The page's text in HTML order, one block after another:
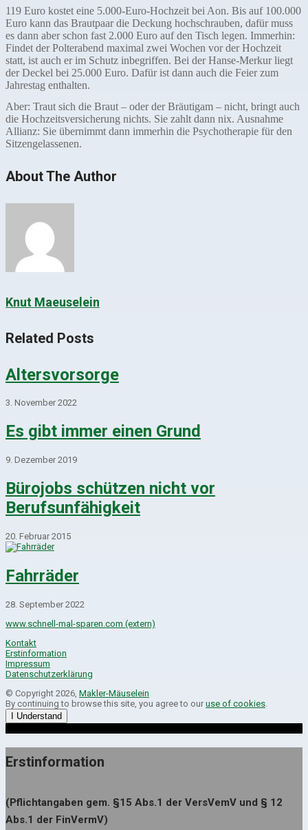
119 Euro kostet eine 5.000-Euro-Hochzeit bei Aon. Bis auf 100.000
Euro kann das Brautpaar die Deckung hochschrauben, dafür muss
es dann aber schon fast 2.000 Euro auf den Tisch legen. Immerhin:
Findet der Polterabend maximal zwei Wochen vor der Hochzeit
statt, ist auch er im Schutz inbegriffen. Bei der Hanse-Merkur liegt
der Deckel bei 25.000 Euro. Dafür ist dann auch die Feier zum
Jahrestag enthalten.
Aber: Traut sich die Braut – oder der Bräutigam – nicht, bringt auch
die Hochzeitsversicherung nichts. Sie zahlt dann nix. Ausnahme
Allianz: Sie übernimmt dann immerhin die Psychotherapie für den
Sitzengelassenen.
About The Author
Knut Maeuselein
Related Posts
Altersvorsorge
3. November 2022
Es gibt immer einen Grund
9. Dezember 2019
Bürojobs schützen nicht vor
Berufsunfähigkeit
20. Februar 2015
Fahrräder
28. September 2022
www.schnell-mal-sparen.com (extern)
Kontakt
Erstinformation
Impressum
Datenschutzerklärung
© Copyright 2026, Makler-Mäuselein
By continuing to browse this site, you agree to our use of cookies
I Understand
Erstinformation
(Pflichtangaben gem. §15 Abs.1 der VersVemV und § 12
Abs.1 der FinVermV)